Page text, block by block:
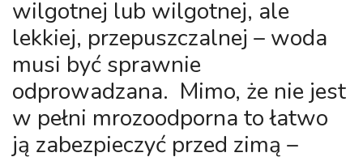
wilgotnej lub wilgotnej, ale
lekkiej, przepuszczalnej – woda
musi być sprawnie
odprowadzana. Mimo, że nie jest
w pełni mrozoodporna to łatwo
ją zabezpieczyć przed zimą –